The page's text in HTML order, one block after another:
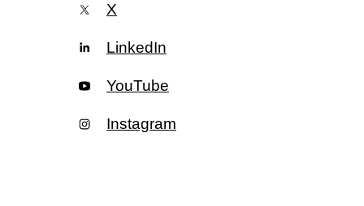
X
LinkedIn
YouTube
Instagram